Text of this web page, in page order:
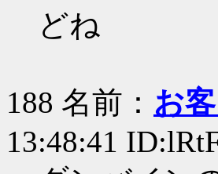
どね
188 名前： お
13:48:41